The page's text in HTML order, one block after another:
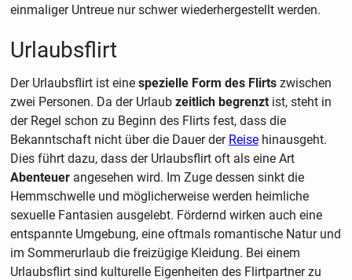
einmaliger Untreue nur schwer wiederhergestellt werden.
Urlaubsflirt
Der Urlaubsflirt ist eine spezielle Form des Flirtszwischen
zwei Personen. Da der Urlaub zeitlich begrenztist, steht in
der Regel schon zu Beginn des Flirts fest, dass die
Bekanntschaft nicht über die Dauer der Reisehinausgeht.
Dies führt dazu, dass der Urlaubsflirt oft als eine Art
Abenteuerangesehen wird. Im Zuge dessen sinkt die
Hemmschwelle und möglicherweise werden heimliche
sexuelle Fantasien ausgelebt. Fördernd wirken auch eine
entspannte Umgebung, eine oftmals romantische Natur und
im Sommerurlaub die freizügige Kleidung. Bei einem
Urlaubsflirt sind kulturelle Eigenheiten des Flirtpartner zu